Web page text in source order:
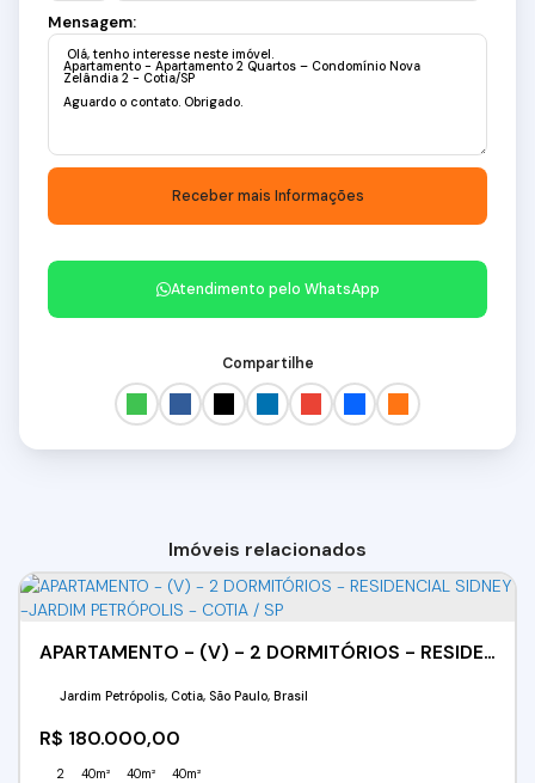
Mensagem:
Atendimento pelo WhatsApp
Compartilhe
Imóveis relacionados
APARTAMENTO - (V) - 2 DORMITÓRIOS - RESIDENCIAL SIDNEY -JARDIM PETRÓPOLIS - COTIA / SP
R$ 180.000,00
Jardim Petrópolis, Cotia, São Paulo, Brasil
2 40m² 40m² 40m²